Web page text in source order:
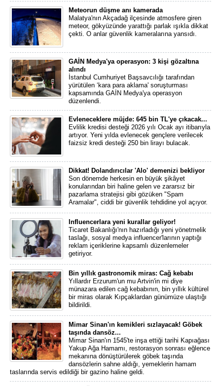
Meteorun düşme anı kamerada
Malatya'nın Akçadağ ilçesinde atmosfere giren
meteor, gökyüzünde yarattığı parlak ışıkla dikkat
çekti. O anlar güvenlik kameralarına yansıdı.
GAİN Medya'ya operasyon: 3 kişi gözaltına
alındı
İstanbul Cumhuriyet Başsavcılığı tarafından
yürütülen ‘kara para aklama' soruşturması
kapsamında GAİN Medya'ya operasyon
düzenlendi.
Evleneceklere müjde: 645 bin TL'ye çıkacak...
Evlilik kredisi desteği 2026 yılı Ocak ayı itibarıyla
artıyor. Yeni yılda evlenecek gençlere verilecek
faizsiz kredi desteği 250 bin lirayı bulacak.
Dikkat! Dolandırıcılar 'Alo' demenizi bekliyor
Son dönemde herkesin en büyük şikâyet
konularından biri haline gelen ve zararsız bir
pazarlama stratejisi gibi gözüken "Spam
Aramalar", ciddi bir güvenlik tehdidine yol açıyor.
Influencerlara yeni kurallar geliyor!
Ticaret Bakanlığı'nın hazırladığı yeni yönetmelik
taslağı, sosyal medya influencer'larının yaptığı
reklam içeriklerine kapsamlı düzenlemeler
getiriyor.
Bin yıllık gastronomik miras: Cağ kebabı
Yıllardır Erzurum'un mu Artvin'in mi diye
münazara edilen cağ kebabının, bin yıllık kültürel
bir miras olarak Kıpçaklardan günümüze ulaştığı
bildirildi.
Mimar Sinan'ın kemikleri sızlayacak! Göbek
taşında dansöz...
Mimar Sinan'ın 1545'te inşa ettiği tarihi Kapıağası
Yakup Ağa Hamamı, restorasyon sonrası eğlence
mekanına dönüştürülerek göbek taşında
dansözlerin sahne aldığı, yemeklerin hamam
taslarında servis edildiği bir gazino haline geldi.